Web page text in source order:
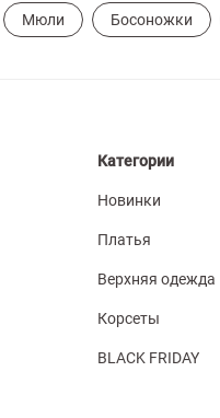
Мюли Босоножки
Категории
Новинки
Платья
Верхняя одежда
Корсеты
BLACK FRIDAY